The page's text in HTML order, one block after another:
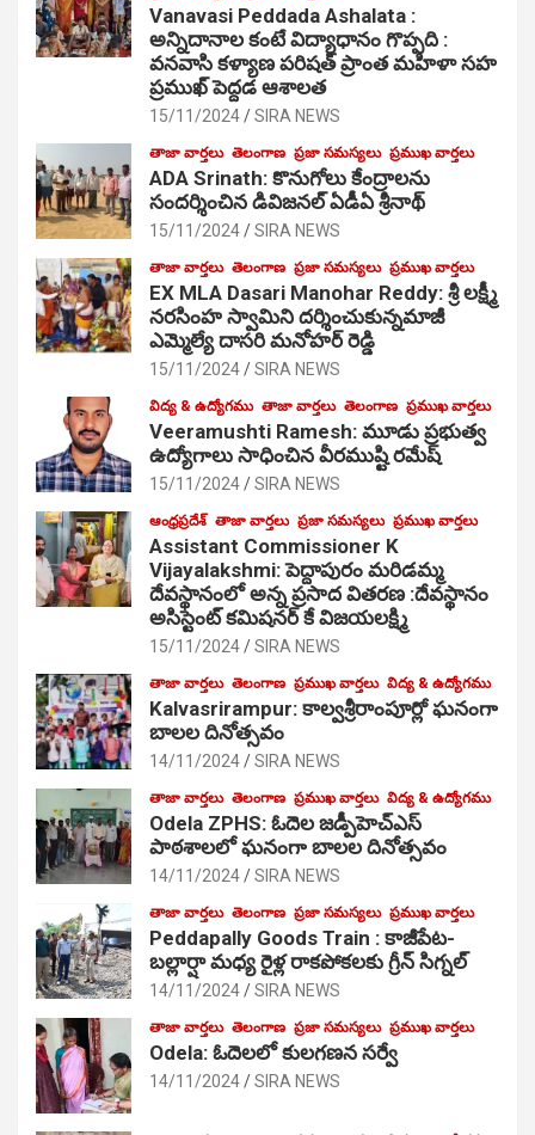
Vanavasi Peddada Ashalata :
అన్నిదానాల కంటే విద్యాధానం గొప్పది :
వనవాసి కళ్యాణ పరిషత్ ప్రాంత మహిళా సహ
ప్రముఖ్ పెద్దడ ఆశాలత
15/11/2024 SIRA NEWS
తాజా వార్తలు తెలంగాణ ప్రజా సమస్యలు ప్రముఖ వార్తలు
ADA Srinath: కొనుగోలు కేంద్రాల‌ను
సంద‌ర్శించిన డివిజనల్ ఏడీఏ శ్రీనాథ్
15/11/2024 SIRA NEWS
తాజా వార్తలు తెలంగాణ ప్రజా సమస్యలు ప్రముఖ వార్తలు
EX MLA Dasari Manohar Reddy: శ్రీ లక్ష్మీ
నరసింహ స్వామిని దర్శించుకున్నమాజీ
ఎమ్మెల్యే దాసరి మనోహర్ రెడ్డి
15/11/2024 SIRA NEWS
విద్య & ఉద్యోగము తాజా వార్తలు తెలంగాణ ప్రముఖ వార్తలు
Veeramushti Ramesh: మూడు ప్రభుత్వ
ఉద్యోగాలు సాధించిన వీరముష్టి రమేష్
15/11/2024 SIRA NEWS
ఆంధ్రప్రదేశ్ తాజా వార్తలు ప్రజా సమస్యలు ప్రముఖ వార్తలు
Assistant Commissioner K
Vijayalakshmi: పెద్దాపురం మరిడమ్మ
దేవస్థానంలో అన్న ప్రసాద వితరణ :దేవస్థానం
అసిస్టెంట్ కమిషనర్ కే విజయలక్ష్మి
15/11/2024 SIRA NEWS
తాజా వార్తలు తెలంగాణ ప్రముఖ వార్తలు విద్య & ఉద్యోగము
Kalvasrirampur: కాల్వశ్రీరాంపూర్లో ఘనంగా
బాలల దినోత్సవం
14/11/2024 SIRA NEWS
తాజా వార్తలు తెలంగాణ ప్రముఖ వార్తలు విద్య & ఉద్యోగము
Odela ZPHS: ఓదెల జ‌డ్పీహెచ్ఎస్
పాఠ‌శాల‌లో ఘనంగా బాలల దినోత్సవం
14/11/2024 SIRA NEWS
తాజా వార్తలు తెలంగాణ ప్రజా సమస్యలు ప్రముఖ వార్తలు
Peddapally Goods Train : కాజీపేట-
బల్లార్షా మధ్య రైళ్ల రాకపోకలకు గ్రీన్ సిగ్నల్
14/11/2024 SIRA NEWS
తాజా వార్తలు తెలంగాణ ప్రజా సమస్యలు ప్రముఖ వార్తలు
Odela: ఓదెలలో కులగణన సర్వే
14/11/2024 SIRA NEWS